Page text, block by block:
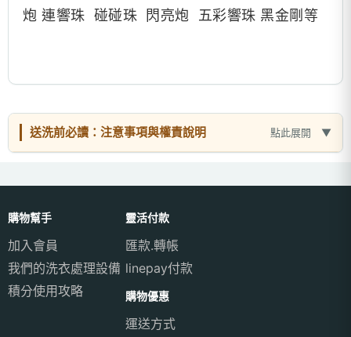
炮 連響珠 碰碰珠 閃亮炮 五彩響珠 黑金剛等
送洗前必讀：注意事項與權責說明 點此展開
購物幫手
加入會員
我們的洗衣處理設備
積分使用攻略
靈活付款
匯款.轉帳
linepay付款
購物優惠
運送方式